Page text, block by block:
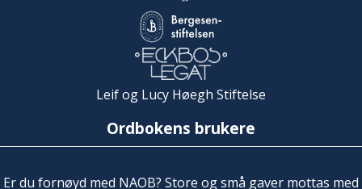
Leif og Lucy Høegh Stiftelse
Ordbokens brukere
Er du fornøyd med NAOB? Store og små gaver mottas med